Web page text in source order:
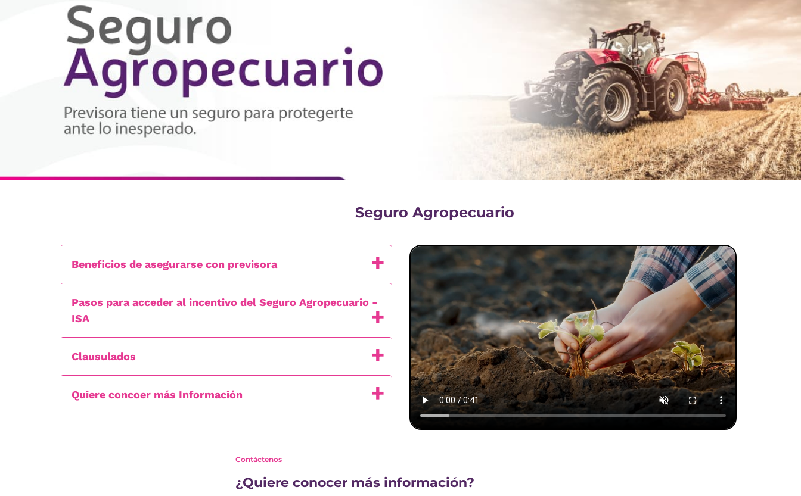
Seguro Agropecuario
Beneficios de asegurarse con previsora
Pasos para acceder al incentivo del Seguro Agropecuario -
ISA
Clausulados
Quiere concoer más Información
Contáctenos
¿Quiere conocer más información?